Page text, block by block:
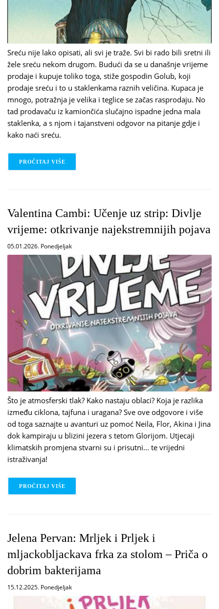
Sreću nije lako opisati, ali svi je traže. Svi bi rado bili sretni ili
žele sreću nekom drugom. Budući da se u današnje vrijeme
prodaje i kupuje toliko toga, stiže gospodin Golub, koji
prodaje sreću i to u staklenkama raznih veličina. Kupaca je
mnogo, potražnja je velika i teglice se začas rasprodaju. No
tad prodavaču iz kamiončića slučajno ispadne jedna mala
staklenka, a s njom i tajanstveni odgovor na pitanje gdje i
kako naći sreću.
PROČITAJ VIŠE
Valentina Cambi: Učenje uz strip: Divlje
vrijeme: otkrivanje najekstremnijih pojava
05.01.2026. Ponedjeljak
Što je atmosferski tlak? Kako nastaju oblaci? Koja je razlika
između ciklona, tajfuna i uragana? Sve ove odgovore i više
od toga saznajte u avanturi uz pomoć Neila, Flor, Akina i Jina
dok kampiraju u blizini jezera s tetom Glorijom. Utjecaji
klimatskih promjena stvarni su i prisutni... te vrijedni
istraživanja!
PROČITAJ VIŠE
Jelena Pervan: Mrljek i Prljek i
mljackobljackava frka za stolom – Priča o
dobrim bakterijama
15.12.2025. Ponedjeljak